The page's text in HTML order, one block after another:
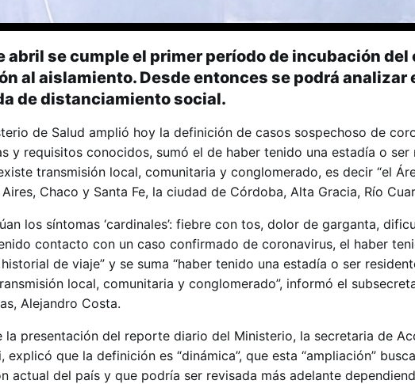
abril se cumple el primer período de incubación
al aislamiento. Desde entonces se podrá analizar
de distanciamiento social.
de Salud amplió hoy la definición de casos sospechoso de
y requisitos conocidos, sumó el de haber tenido una estadía o ser
transmisión local, comunitaria y conglomerado, es decir “el
Aires, Chaco y Santa Fe, la ciudad de Córdoba, Alta Gracia, Río
los síntomas ‘cardinales’: fiebre con tos, dolor de garganta,
contacto con un caso confirmado de coronavirus, el haber
de viaje” y se suma “haber tenido una estadía o ser
local, comunitaria y conglomerado”, informó el
Alejandro Costa.
la presentación del reporte diario del Ministerio, la secretaria de
explicó que la definición es “dinámica”, que esta “ampliación”
actual del país y que podría ser revisada más adelante